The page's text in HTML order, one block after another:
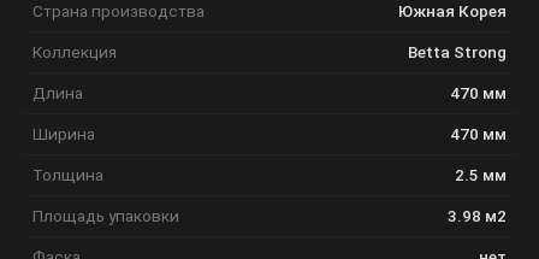
Страна производства Южная Корея
Коллекция Betta Strong
Длина 470 мм
Ширина 470 мм
Толщина 2.5 мм
Площадь упаковки 3.98 м2